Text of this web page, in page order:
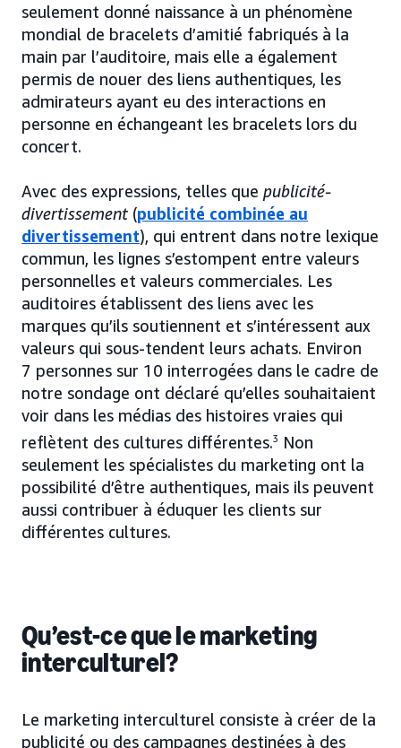
seulement donné naissance à un phénomène
mondial de bracelets d’amitié fabriqués à la
main par l’auditoire, mais elle a également
permis de nouer des liens authentiques, les
admirateurs ayant eu des interactions en
personne en échangeant les bracelets lors du
concert.
Avec des expressions, telles que publicité-
divertissement (publicité combinée au
divertissement), qui entrent dans notre lexique
commun, les lignes s’estompent entre valeurs
personnelles et valeurs commerciales. Les
auditoires établissent des liens avec les
marques qu’ils soutiennent et s’intéressent aux
valeurs qui sous-tendent leurs achats. Environ
7 personnes sur 10 interrogées dans le cadre de
notre sondage ont déclaré qu’elles souhaitaient
voir dans les médias des histoires vraies qui
reflètent des cultures différentes.3
Non
seulement les spécialistes du marketing ont la
possibilité d’être authentiques, mais ils peuvent
aussi contribuer à éduquer les clients sur
différentes cultures.
Qu’est-ce que le marketing
interculturel?
Le marketing interculturel consiste à créer de la
publicité ou des campagnes destinées à des